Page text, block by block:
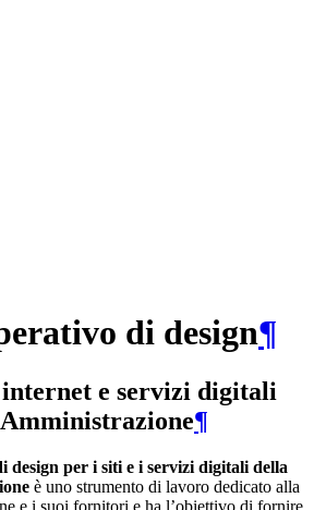
di design¶
e servizi digitali
¶
design per i siti e i servizi digitali della
è uno strumento di lavoro dedicato alla
e i suoi fornitori e ha l’obiettivo di fornire